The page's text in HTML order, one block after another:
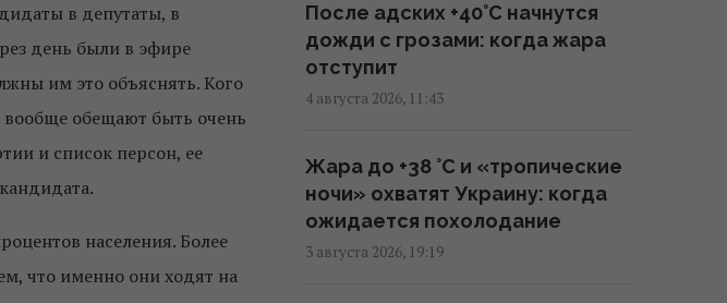
в депутаты, в
день были в эфире
им это объяснять. Кого
обещают быть очень
и список персон, ее
населения. Более
что именно они ходят на
Bloomberg
08:08 пятница, 07 августа 2026
истощении запасов оружия в
США, - CNN
07:23 пятница, 07 августа 2026
После адских +40°C начнутся
дожди с грозами: когда жара
отступит
4 августа 2026, 11:43
Жара до +38 °С и «тропические
ночи» охватят Украину: когда
ожидается похолодание
3 августа 2026, 19:19